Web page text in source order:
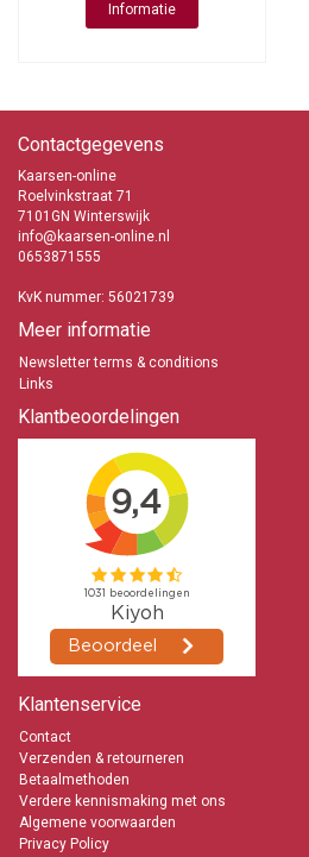
Informatie
Contactgegevens
Kaarsen-online
Roelvinkstraat 71
7101GN Winterswijk
info@kaarsen-online.nl
0653871555
KvK nummer: 56021739
Meer informatie
Newsletter terms & conditions
Links
Klantbeoordelingen
Klantenservice
Contact
Verzenden & retourneren
Betaalmethoden
Verdere kennismaking met ons
Algemene voorwaarden
Privacy Policy